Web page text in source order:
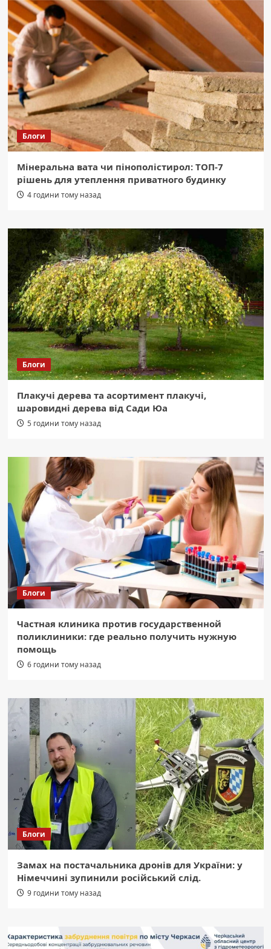
Блоги
Мінеральна вата чи пінополістирол: ТОП-7
рішень для утеплення приватного будинку
4 години тому назад
Блоги
Плакучі дерева та асортимент плакучі,
шаровидні дерева від Сади Юа
5 години тому назад
Блоги
Частная клиника против государственной
поликлиники: где реально получить нужную
помощь
6 години тому назад
Блоги
Замах на постачальника дронів для України: у
Німеччині зупинили російський слід.
9 години тому назад